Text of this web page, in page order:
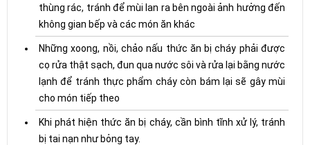
thùng rác, tránh để mùi lan ra bên ngoài ảnh hưởng đến
không gian bếp và các món ăn khác
Những xoong, nồi, chảo nấu thức ăn bị cháy phải được
cọ rửa thật sạch, đun qua nước sôi và rửa lại bằng nước
lạnh để tránh thực phẩm cháy còn bám lại sẽ gây mùi
cho món tiếp theo
Khi phát hiện thức ăn bị cháy, cần bình tĩnh xử lý, tránh
bị tai nạn như bỏng tay.